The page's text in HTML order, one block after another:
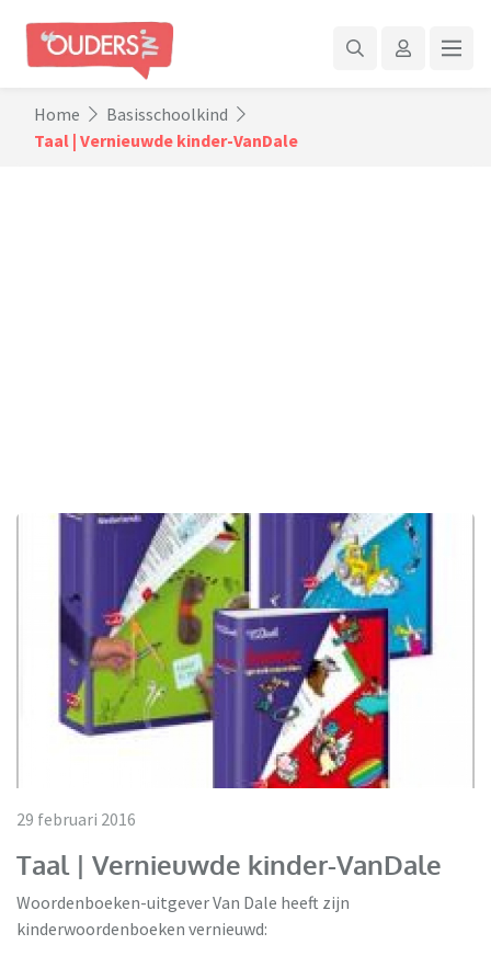
Home
Basisschoolkind
Taal | Vernieuwde kinder-VanDale
29 februari 2016
Taal | Vernieuwde kinder-VanDale
Woordenboeken-uitgever Van Dale heeft zijn
kinderwoordenboeken vernieuwd: